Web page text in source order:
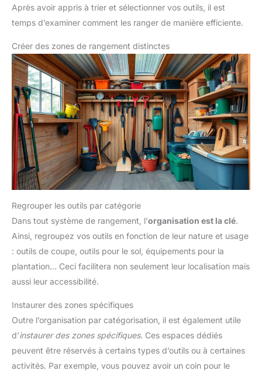
Après avoir appris à trier et sélectionner vos outils, il est
temps d’examiner comment les ranger de manière efficiente.
Créer des zones de rangement distinctes
Regrouper les outils par catégorie
Dans tout système de rangement, l’organisation est la clé.
Ainsi, regroupez vos outils en fonction de leur nature et usage
: outils de coupe, outils pour le sol, équipements pour la
plantation… Ceci facilitera non seulement leur localisation mais
aussi leur accessibilité.
Instaurer des zones spécifiques
Outre l’organisation par catégorisation, il est également utile
d’instaurer des zones spécifiques. Ces espaces dédiés
peuvent être réservés à certains types d’outils ou à certaines
activités. Par exemple, vous pouvez avoir un coin pour le